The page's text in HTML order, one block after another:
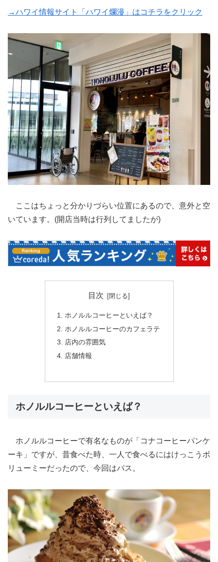
→ハワイ情報サイト「ハワイ爛漫」はコチラをクリック
ここはちょっと分かりづらい位置にあるので、意外と空
いています。(開店当時は行列してましたが)
目次
ホノルルコーヒーといえば？
ホノルルコーヒーのカフェラテ
店内の雰囲気
店舗情報
ホノルルコーヒーといえば？
ホノルルコーヒーで有名なものが「コナコーヒーパンケ
ーキ」ですが、昔食べた時、一人で食べるにはけっこうボ
リューミーだったので、今回はパス。